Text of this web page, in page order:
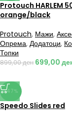
Protouch HARLEM
orange/black
Protouch, Мажи,
Опрема, Додатоци,
Топки
899,00ден 699,00
-47%
Speedo Slides red